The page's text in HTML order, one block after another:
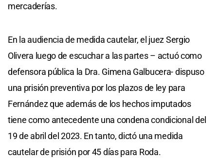
mercaderías.
En la audiencia de medida cautelar, el juez Sergio
Olivera luego de escuchar a las partes – actuó como
defensora pública la Dra. Gimena Galbucera- dispuso
una prisión preventiva por los plazos de ley para
Fernández que además de los hechos imputados
tiene como antecedente una condena condicional del
19 de abril del 2023. En tanto, dictó una medida
cautelar de prisión por 45 días para Roda.